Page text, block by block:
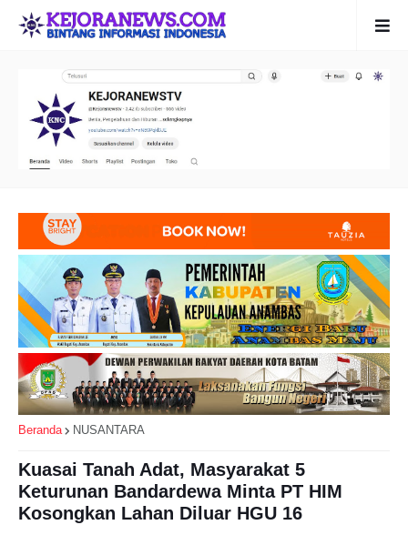
Beranda NUSANTARA
Kuasai Tanah Adat, Masyarakat 5
Keturunan Bandardewa Minta PT HIM
Kosongkan Lahan Diluar HGU 16